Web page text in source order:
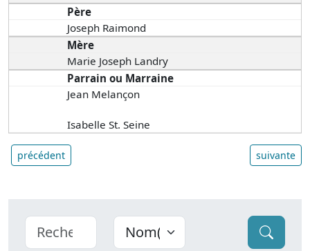
Père
Joseph Raimond
Mère
Marie Joseph Landry
Parrain ou Marraine
Jean Melançon
Isabelle St. Seine
précédent suivante